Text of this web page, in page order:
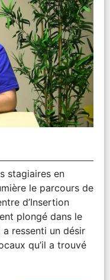
stagiaires en
le parcours de
d’Insertion
plongé dans le
ressenti un désir
qu’il a trouvé